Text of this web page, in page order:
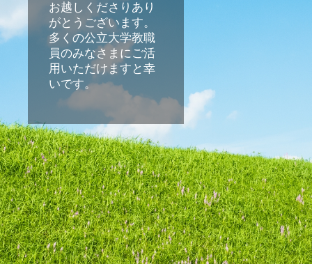
お越しくださりあり
がとうございます。
多くの公立大学教職
員のみなさまにご活
用いただけますと幸
いです。